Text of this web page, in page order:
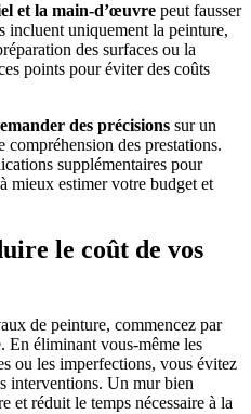
et la main-d’œuvre peut fausser
incluent uniquement la peinture,
des surfaces ou la
points pour éviter des coûts
des précisions sur un
compréhension des prestations.
supplémentaires pour
mieux estimer votre budget et
le coût de vos
de peinture, commencez par
En éliminant vous-même les
ou les imperfections, vous évitez
interventions. Un mur bien
et réduit le temps nécessaire à la